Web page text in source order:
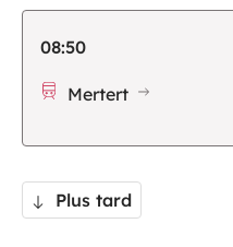
08:50
Mertert
Plus tard